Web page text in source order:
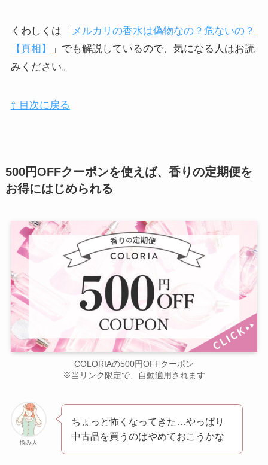
くわしくは「 メルカリの香水は偽物なの？危ないの？
【真相】
」でも解説しているので、気になる人はお読
みください。
⇧ 目次に戻る
500円OFFクーポンを使えば、香りの定期便を
お得にはじめられる
COLORIAの500円OFFクーポン
※当リンク限定で、自動適用されます
悩み人
ちょっと怖くなってきた…やっぱり
中古品を買うのはやめておこうかな